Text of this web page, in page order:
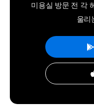
미용실 방문 전 각
울리